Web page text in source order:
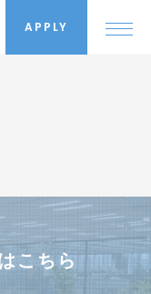
APPLY
こちら